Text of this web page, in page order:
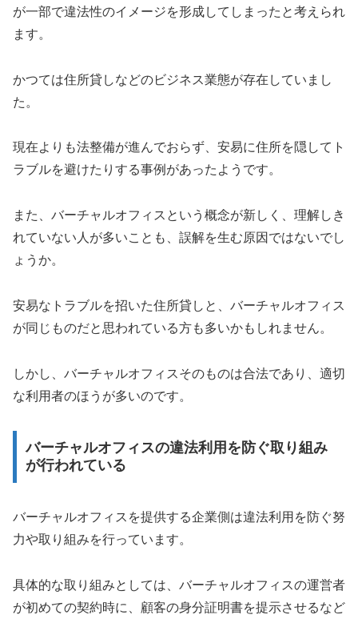
が一部で違法性のイメージを形成してしまったと考えられ
ます。
かつては住所貸しなどのビジネス業態が存在していまし
た。
現在よりも法整備が進んでおらず、安易に住所を隠してト
ラブルを避けたりする事例があったようです。
また、バーチャルオフィスという概念が新しく、理解しき
れていない人が多いことも、誤解を生む原因ではないでし
ょうか。
安易なトラブルを招いた住所貸しと、バーチャルオフィス
が同じものだと思われている方も多いかもしれません。
しかし、バーチャルオフィスそのものは合法であり、適切
な利用者のほうが多いのです。
バーチャルオフィスの違法利用を防ぐ取り組み
が行われている
バーチャルオフィスを提供する企業側は違法利用を防ぐ努
力や取り組みを行っています。
具体的な取り組みとしては、バーチャルオフィスの運営者
が初めての契約時に、顧客の身分証明書を提示させるなど